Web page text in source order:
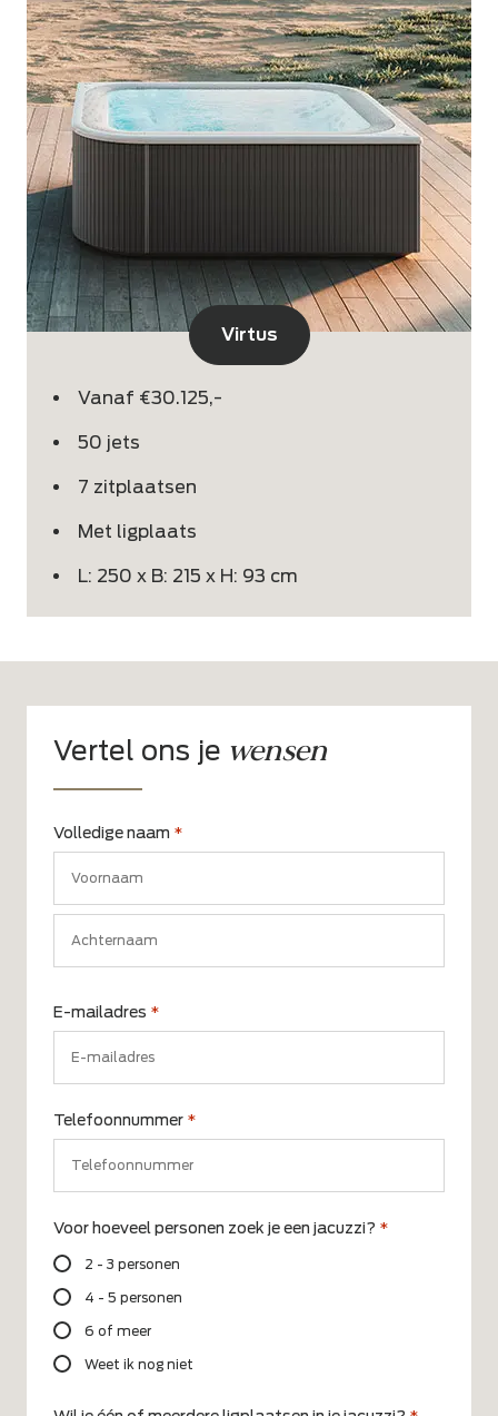
Vanaf €30.125,-
50 jets
7 zitplaatsen
Met ligplaats
L: 250 x B: 215 x H: 93 cm
Virtus
Vertel ons je wensen
Volledige naam *
Voornaam
E-mailadres *
Telefoonnummer *
Voor hoeveel personen zoek je een jacuzzi? *
2 - 3 personen
4 - 5 personen
6 of meer
Weet ik nog niet